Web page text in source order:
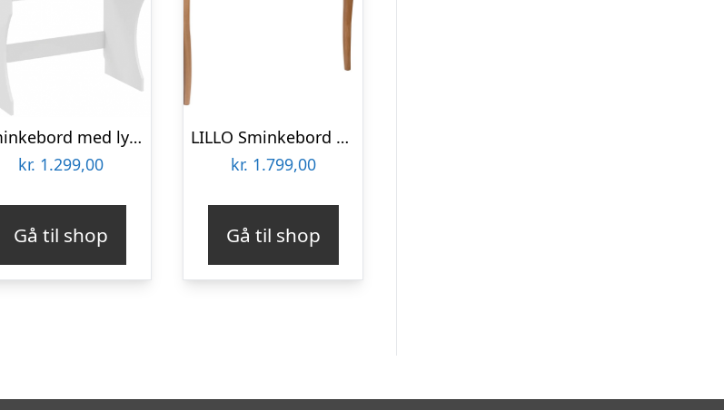
Sminkebord med lys og spejl i møbelplade H75 – 132 x B80 x D40 cm – Hvid
kr. 1.299,00
Gå til shop
LILLO Sminkebord med spejl 105x35cm Gentle Blue
kr. 1.799,00
Gå til shop